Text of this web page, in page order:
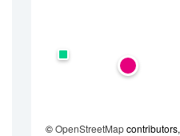
©OpenStreetMapcontributors,